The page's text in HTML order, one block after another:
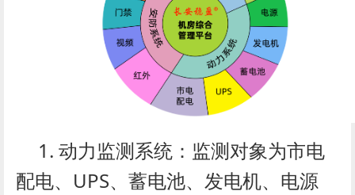
1. 动力监测系统：监测对象为市电
配电、UPS、蓄电池、发电机、电源